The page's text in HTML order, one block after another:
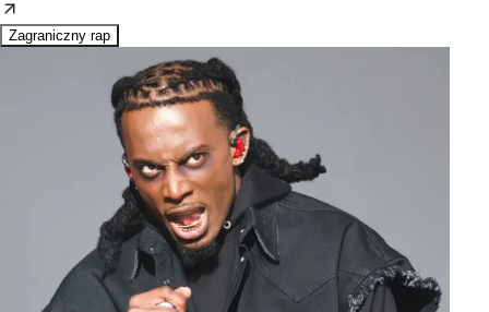
Zagraniczny rap